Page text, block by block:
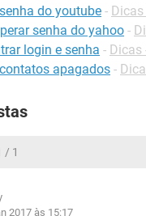
do youtube - Dicas
senha do yahoo -
login e senha - Dicas
apagados -
/ 1
2017 às 15:17